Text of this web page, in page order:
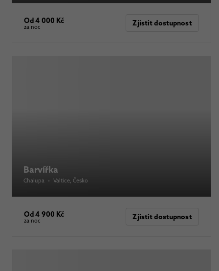
Od 4 000 Kč
za noc Zjistit dostupnost
Barvířka
Chalupa • Valtice , Česko
Od 4 900 Kč
za noc Zjistit dostupnost